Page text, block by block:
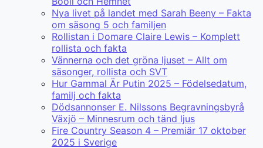
Nya livet på landet med Sarah Beeny – Fakta
om säsong 5 och familjen
Rollistan i Domare Claire Lewis – Komplett
rollista och fakta
Vännerna och det gröna ljuset – Allt om
säsonger, rollista och SVT
Hur Gammal Är Putin 2025 – Födelsedatum,
familj och fakta
Dödsannonser E. Nilssons Begravningsbyrå
Växjö – Minnesrum och tänd ljus
Fire Country Season 4 – Premiär 17 oktober
2025 i Sverige